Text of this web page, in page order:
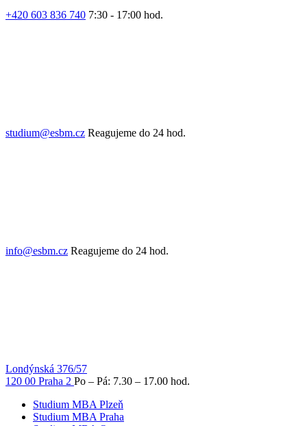
+420 603 836 740 7:30 - 17:00 hod.
studium@esbm.cz Reagujeme do 24 hod.
info@esbm.cz Reagujeme do 24 hod.
Londýnská 376/57
120 00 Praha 2 Po – Pá: 7.30 – 17.00 hod.
Studium MBA Plzeň
Studium MBA Praha